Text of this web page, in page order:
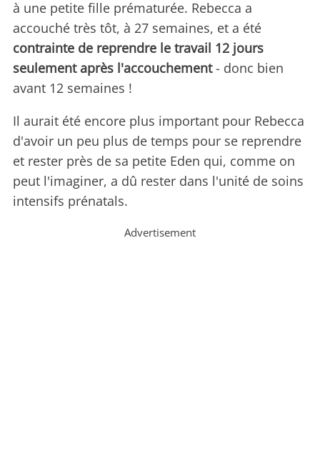
à une petite fille prématurée. Rebecca a
accouché très tôt, à 27 semaines, et a été
contrainte de reprendre le travail 12 jours
seulement après l'accouchement- donc bien
avant 12 semaines !
Il aurait été encore plus important pour Rebecca
d'avoir un peu plus de temps pour se reprendre
et rester près de sa petite Eden qui, comme on
peut l'imaginer, a dû rester dans l'unité de soins
intensifs prénatals.
Advertisement